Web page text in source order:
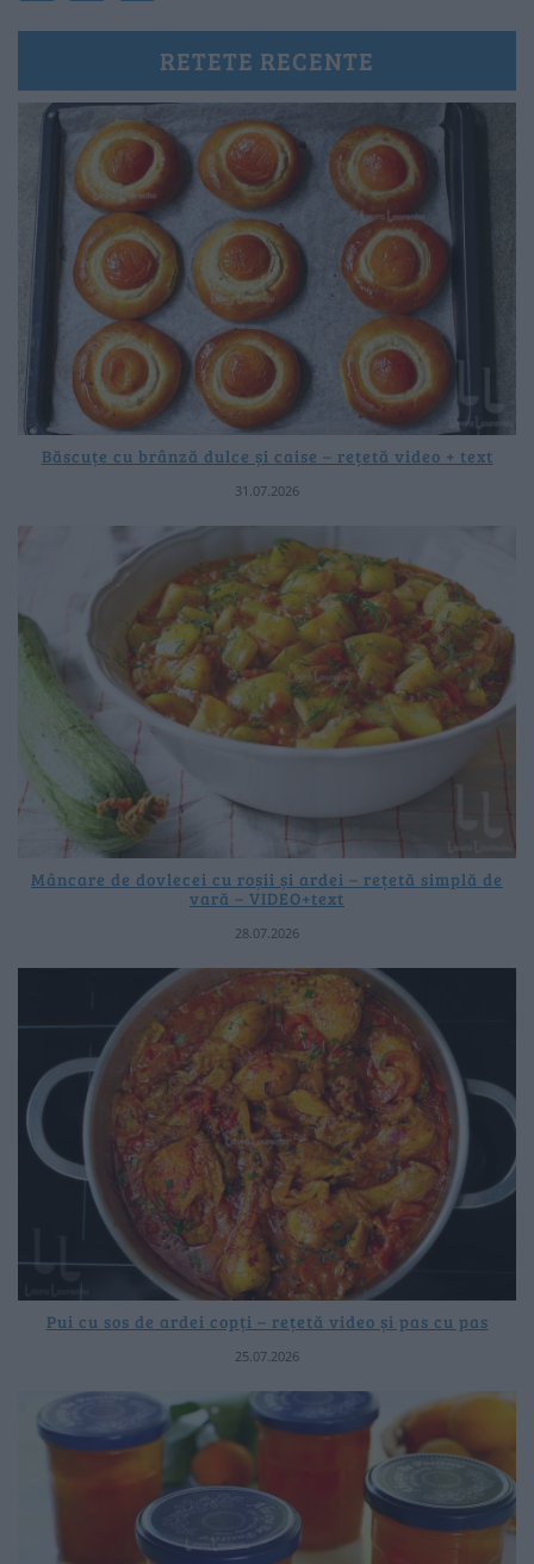
RETETE RECENTE
Băscuțe cu brânză dulce și caise – rețetă video + text
31.07.2026
Mâncare de dovlecei cu roșii și ardei – rețetă simplă de
vară – VIDEO+text
28.07.2026
Pui cu sos de ardei copți – rețetă video și pas cu pas
25.07.2026